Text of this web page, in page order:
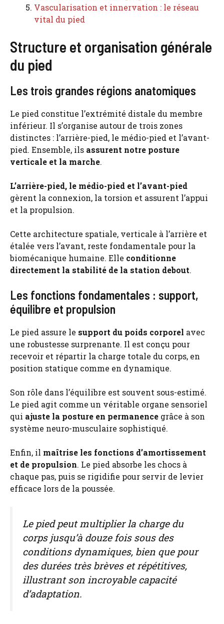
Vascularisation et innervation : le réseau
vital du pied
Structure et organisation générale
du pied
Les trois grandes régions anatomiques
Le pied constitue l’extrémité distale du membre
inférieur. Il s’organise autour de trois zones
distinctes : l’arrière-pied, le médio-pied et l’avant-
pied. Ensemble, ils assurent notre posture
verticale et la marche.
L’arrière-pied, le médio-pied et l’avant-pied
gèrent la connexion, la torsion et assurent l’appui
et la propulsion.
Cette architecture spatiale, verticale à l’arrière et
étalée vers l’avant, reste fondamentale pour la
biomécanique humaine. Elle conditionne
directement la stabilité de la station debout.
Les fonctions fondamentales : support,
équilibre et propulsion
Le pied assure le support du poids corporel avec
une robustesse surprenante. Il est conçu pour
recevoir et répartir la charge totale du corps, en
position statique comme en dynamique.
Son rôle dans l’équilibre est souvent sous-estimé.
Le pied agit comme un véritable organe sensoriel
qui ajuste la posture en permanence grâce à son
système neuro-musculaire sophistiqué.
Enfin, il maîtrise les fonctions d’amortissement
et de propulsion. Le pied absorbe les chocs à
chaque pas, puis se rigidifie pour servir de levier
efficace lors de la poussée.
Le pied peut multiplier la charge du
corps jusqu’à douze fois sous des
conditions dynamiques, bien que pour
des durées très brèves et répétitives,
illustrant son incroyable capacité
d’adaptation.